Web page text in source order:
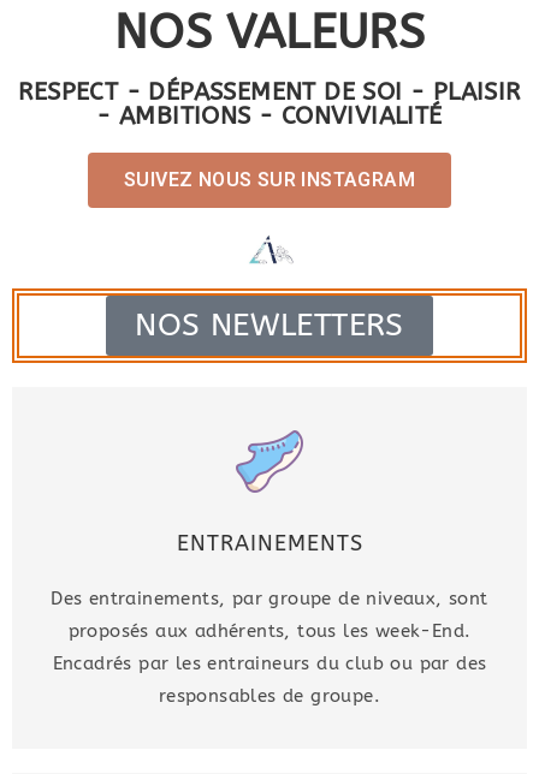
NOS VALEURS
RESPECT - DÉPASSEMENT DE SOI - PLAISIR
- AMBITIONS - CONVIVIALITÉ
SUIVEZ NOUS SUR INSTAGRAM
NOS NEWLETTERS
ENTRAINEMENTS
Des entrainements, par groupe de niveaux, sont
proposés aux adhérents, tous les week-End.
Encadrés par les entraineurs du club ou par des
responsables de groupe.